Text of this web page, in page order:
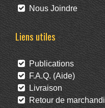
Nous Joindre
Liens utiles
Publications
F.A.Q. (Aide)
Livraison
Retour de